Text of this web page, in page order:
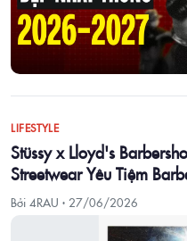
LIFESTYLE
Stüssy x Lloyd's
Streetwear Yêu Tiệm
Bởi 4RAU · 27/06/2026